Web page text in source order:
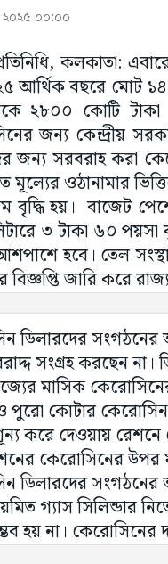
২০২৫ ০০:০০
কলকাতা:
আর্থিক বছরে মোট ১৪
২৮০০ কোটি
জন্য কেন্দ্রীয়
জন্য সরবরাহ করা
মূল্যের ওঠানামার
বৃদ্ধি হয়। বাজেট
৩ টাকা ৬০
হবে। তেল
বিজ্ঞপ্তি জারি করে
ডিলারদের সংগঠনের
সংগ্রহ করছেন
মাসিক
কোটার
করে দেওয়ায় রেশনে
কেরোসিনের উপর
ডিলারদের
গ্যাস সিলিন্ডার
হয় না।